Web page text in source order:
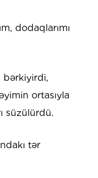
dodaqlarımı
bərkiyirdi,
ortasıyla
süzülürdü.
tər